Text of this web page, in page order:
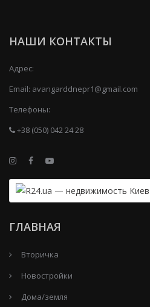
НАШИ КОНТАКТЫ
Адрес:
Email: avangarddnepr1@gmail.com
Телефоны:
+38 (050) 042 24 28
ГЛАВНАЯ
Вторичка
Новостройки
Дома/земля